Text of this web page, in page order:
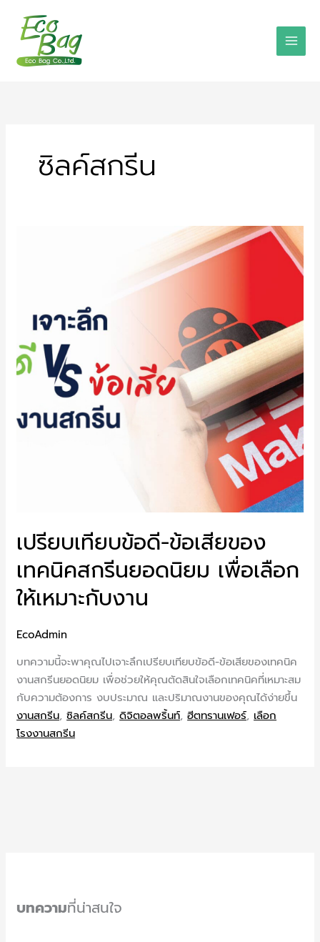
content
ซิลค์สกรีน
เปรียบเทียบข้อดี-ข้อเสียของ
เทคนิคสกรีนยอดนิยม เพื่อเลือก
ให้เหมาะกับงาน
EcoAdmin
บทความนี้จะพาคุณไปเจาะลึกเปรียบเทียบข้อดี-ข้อเสียของเทคนิค
งานสกรีนยอดนิยม เพื่อช่วยให้คุณตัดสินใจเลือกเทคนิคที่เหมาะสม
กับความต้องการ งบประมาณ และปริมาณงานของคุณได้ง่ายขึ้น
งานสกรีน,ซิลค์สกรีน,ดิจิตอลพริ้นท์,ฮีตทรานเฟอร์, เลือก
โรงงานสกรีน
บทความที่น่าสนใจ